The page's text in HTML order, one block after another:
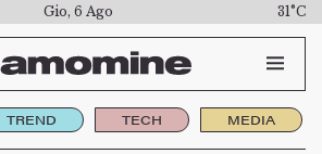
Gio, 6 Ago 31°C
TREND TECH MEDIA